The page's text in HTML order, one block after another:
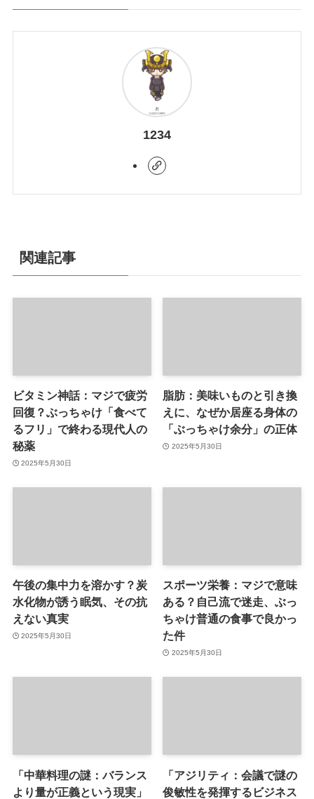
1234
関連記事
ビタミン神話：マジで疲労
回復？ぶっちゃけ「食べて
るフリ」で終わる現代人の
秘薬
2025年5月30日
脂肪：美味いものと引き換
えに、なぜか居座る身体の
「ぶっちゃけ余分」の正体
2025年5月30日
午後の集中力を溶かす？炭
水化物が誘う眠気、その抗
えない真実
2025年5月30日
スポーツ栄養：マジで意味
ある？自己流で迷走、ぶっ
ちゃけ普通の食事で良かっ
た件
2025年5月30日
「中華料理の謎：バランス
より量が正義という現実」
「アジリティ：会議で謎の
俊敏性を発揮するビジネス